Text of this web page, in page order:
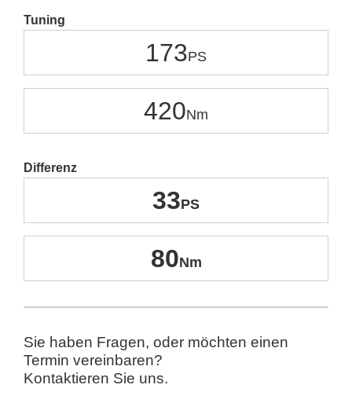
Tuning
173
420
Differenz
33
80
Sie haben Fragen, oder möchten einen
Termin vereinbaren?
Kontaktieren Sie uns.